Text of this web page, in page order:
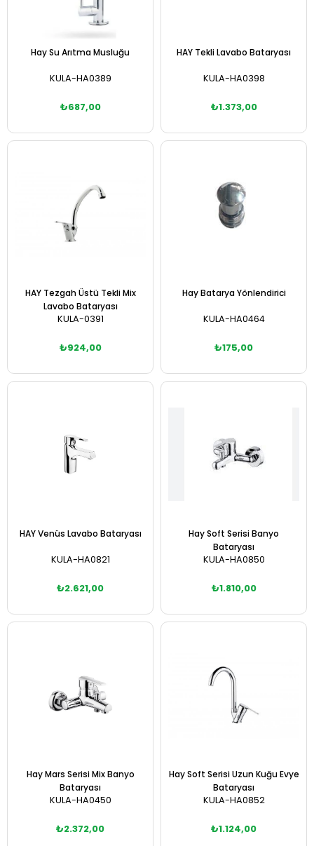
Hay Su Arıtma Musluğu
KULA-HA0389
₺687,00
HAY Tekli Lavabo Bataryası
KULA-HA0398
₺1.373,00
HAY Tezgah Üstü Tekli Mix
Lavabo Bataryası
KULA-0391
₺924,00
Hay Batarya Yönlendirici
KULA-HA0464
₺175,00
HAY Venüs Lavabo Bataryası
KULA-HA0821
₺2.621,00
Hay Soft Serisi Banyo
Bataryası
KULA-HA0850
₺1.810,00
Hay Mars Serisi Mix Banyo
Bataryası
KULA-HA0450
₺2.372,00
Hay Soft Serisi Uzun Kuğu Evye
Bataryası
KULA-HA0852
₺1.124,00